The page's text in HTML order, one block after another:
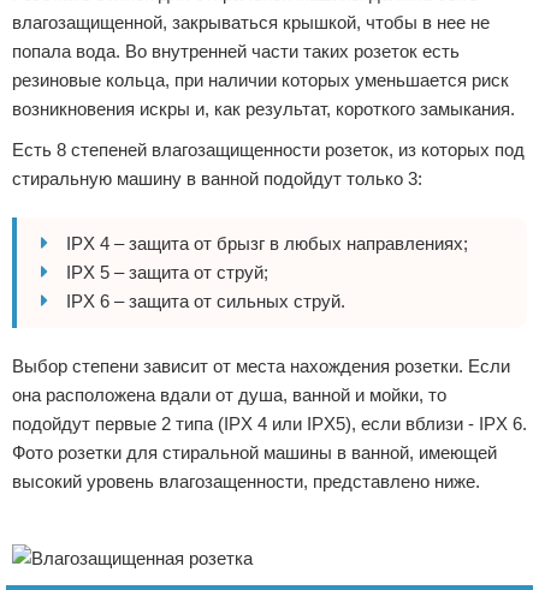
влагозащищенной, закрываться крышкой, чтобы в нее не
попала вода. Во внутренней части таких розеток есть
резиновые кольца, при наличии которых уменьшается риск
возникновения искры и, как результат, короткого замыкания.
Есть 8 степеней влагозащищенности розеток, из которых под
стиральную машину в ванной подойдут только 3:
IPX 4 – защита от брызг в любых направлениях;
IPX 5 – защита от струй;
IPX 6 – защита от сильных струй.
Выбор степени зависит от места нахождения розетки. Если
она расположена вдали от душа, ванной и мойки, то
подойдут первые 2 типа (IPX 4 или IPX5), если вблизи - IPX 6.
Фото розетки для стиральной машины в ванной, имеющей
высокий уровень влагозащенности, представлено ниже.